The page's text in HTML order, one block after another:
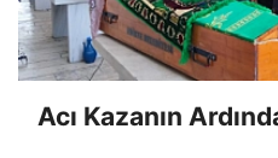
Acı Kazanın